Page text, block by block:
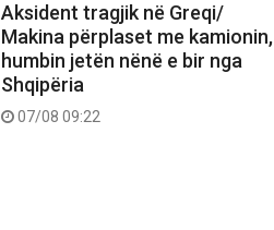
Aksident tragjik në Greqi/
Makina përplaset me kamionin,
humbin jetën nënë e bir nga
Shqipëria
07/08 09:22